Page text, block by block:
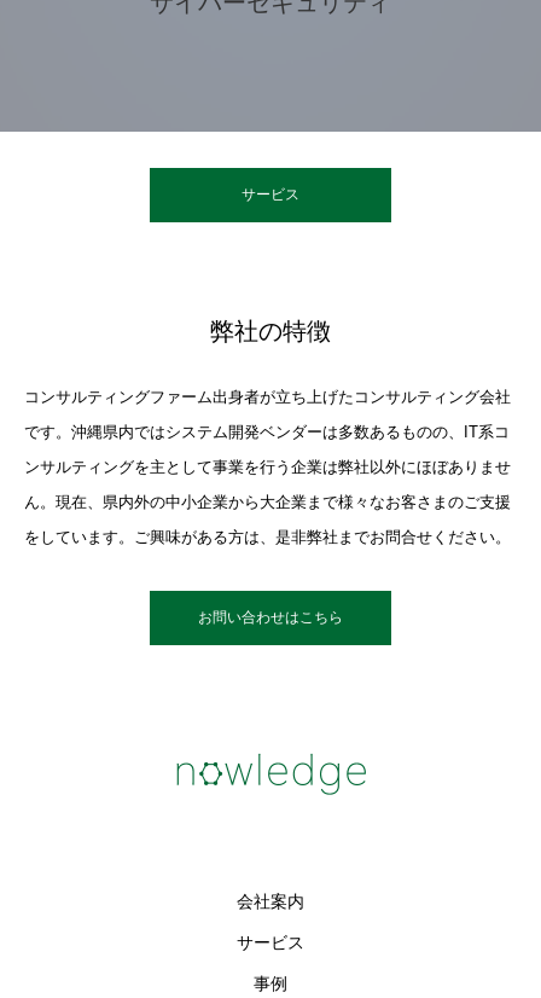
サービス
弊社の特徴
コンサルティングファーム出身者が立ち上げたコンサルティング会社
です。沖縄県内ではシステム開発ベンダーは多数あるものの、IT系コ
ンサルティングを主として事業を行う企業は弊社以外にほぼありませ
ん。現在、県内外の中小企業から大企業まで様々なお客さまのご支援
をしています。ご興味がある方は、是非弊社までお問合せください。
お問い合わせはこちら
会社案内
サービス
事例